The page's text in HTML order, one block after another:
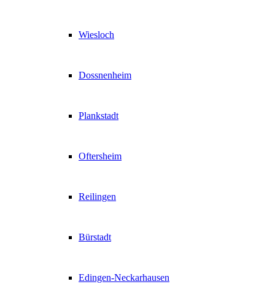
Wiesloch
Dossnenheim
Plankstadt
Oftersheim
Reilingen
Bürstadt
Edingen-Neckarhausen